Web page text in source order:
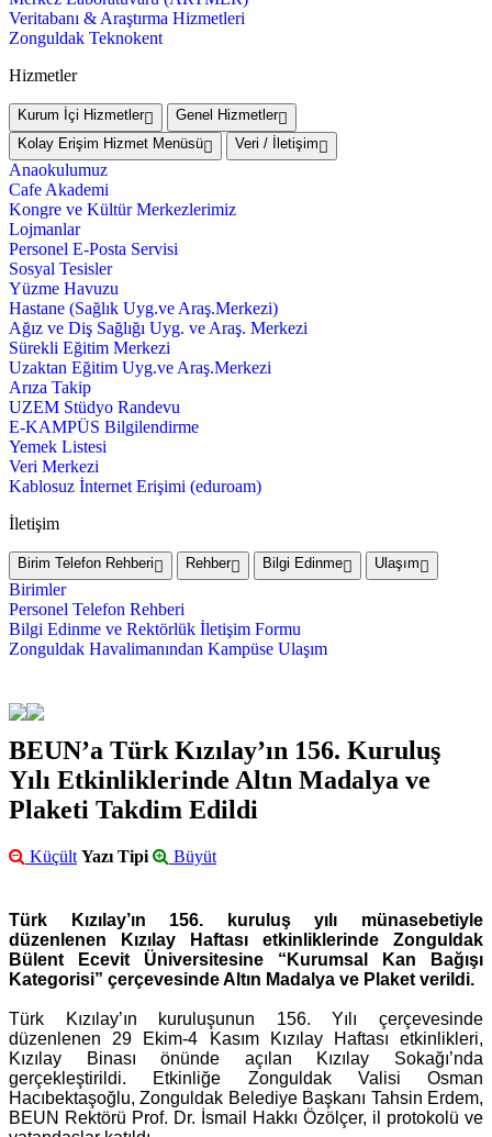
Veritabanı & Araştırma Hizmetleri
Zonguldak Teknokent
Hizmetler
Kurum İçi Hizmetler
Genel Hizmetler
Kolay Erişim Hizmet Menüsü
Veri / İletişim
Anaokulumuz
Cafe Akademi
Kongre ve Kültür Merkezlerimiz
Lojmanlar
Personel E-Posta Servisi
Sosyal Tesisler
Yüzme Havuzu
Hastane (Sağlık Uyg.ve Araş.Merkezi)
Ağız ve Diş Sağlığı Uyg. ve Araş. Merkezi
Sürekli Eğitim Merkezi
Uzaktan Eğitim Uyg.ve Araş.Merkezi
Arıza Takip
UZEM Stüdyo Randevu
E-KAMPÜS Bilgilendirme
Yemek Listesi
Veri Merkezi
Kablosuz İnternet Erişimi (eduroam)
İletişim
Birim Telefon Rehberi Rehber Bilgi Edinme Ulaşım
Birimler
Personel Telefon Rehberi
Bilgi Edinme ve Rektörlük İletişim Formu
Zonguldak Havalimanından Kampüse Ulaşım
BEUN’a Türk Kızılay’ın 156. Kuruluş
Yılı Etkinliklerinde Altın Madalya ve
Plaketi Takdim Edildi
Küçült Yazı Tipi Büyüt
Türk Kızılay’ın 156. kuruluş yılı münasebetiyle
düzenlenen Kızılay Haftası etkinliklerinde Zonguldak
Bülent Ecevit Üniversitesine “Kurumsal Kan Bağışı
Kategorisi” çerçevesinde Altın Madalya ve Plaket verildi.
Türk Kızılay’ın kuruluşunun 156. Yılı çerçevesinde
düzenlenen 29 Ekim-4 Kasım Kızılay Haftası etkinlikleri,
Kızılay Binası önünde açılan Kızılay Sokağı’nda
gerçekleştirildi. Etkinliğe Zonguldak Valisi Osman
Hacıbektaşoğlu, Zonguldak Belediye Başkanı Tahsin Erdem,
BEUN Rektörü Prof. Dr. İsmail Hakkı Özölçer, il protokolü ve